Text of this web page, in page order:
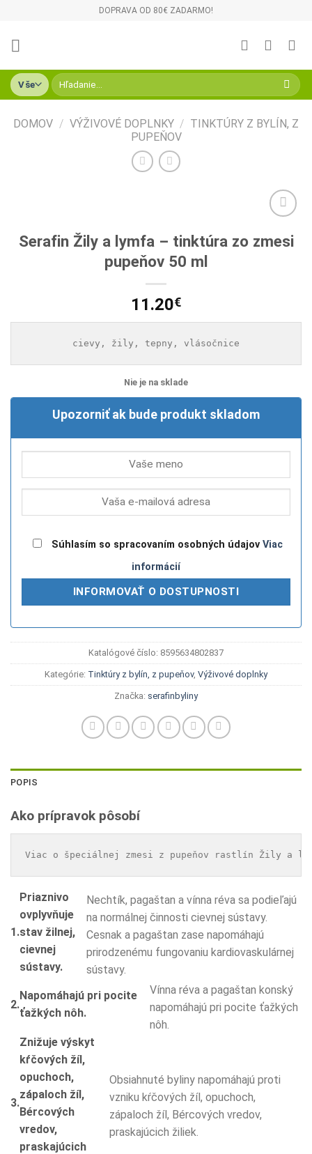
content
DOPRAVA OD 80€ ZADARMO!
Hľadať:
DOMOV / VÝŽIVOVÉ DOPLNKY / TINKTÚRY Z BYLÍN, Z
PUPEŇOV
zoznamu
Serafin Žily a lymfa – tinktúra zo zmesi
pupeňov 50 ml
11.20€
cievy, žily, tepny, vlásočnice
Nie je na sklade
Upozorniť ak bude produkt skladom
Súhlasím so spracovaním osobných údajov Viac
informácií
Katalógové číslo: 8595634802837
Kategórie: Tinktúry z bylín, z pupeňov, Výživové doplnky
Značka: serafinbyliny
POPIS
Ako prípravok pôsobí
Viac o špeciálnej zmesi z pupeňov rastlín Žily a
1.
Priaznivo
ovplyvňuje
stav žilnej,
cievnej
sústavy.
Nechtík, pagaštan a vínna réva sa podieľajú
na normálnej činnosti cievnej sústavy.
Cesnak a pagaštan zase napomáhajú
prirodzenému fungovaniu kardiovaskulárnej
sústavy.
2.
Napomáhajú pri pocite
ťažkých nôh.
Vínna réva a pagaštan konský
napomáhajú pri pocite ťažkých
nôh.
3.
Znižuje výskyt
kŕčových žíl,
opuchoch,
zápaloch žíl,
Bércových
vredov,
praskajúcich
Obsiahnuté byliny napomáhajú proti
vzniku kŕčových žíl, opuchoch,
zápaloch žíl, Bércových vredov,
praskajúcich žiliek.